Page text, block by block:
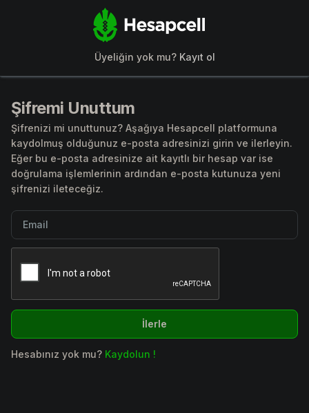
Üyeliğin yok mu? Kayıt ol
Şifremi Unuttum
Şifrenizi mi unuttunuz? Aşağıya Hesapcell platformuna
kaydolmuş olduğunuz e-posta adresinizi girin ve ilerleyin.
Eğer bu e-posta adresinize ait kayıtlı bir hesap var ise
doğrulama işlemlerinin ardından e-posta kutunuza yeni
şifrenizi ileteceğiz.
Email
İlerle
Hesabınız yok mu? Kaydolun !